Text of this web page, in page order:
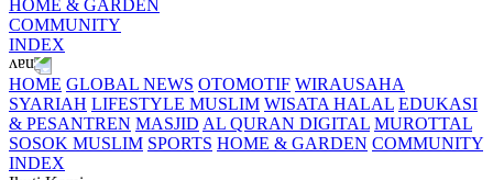
HOME & GARDEN
COMMUNITY
INDEX
HOME GLOBAL NEWS OTOMOTIF WIRAUSAHA
SYARIAH LIFESTYLE MUSLIM WISATA HALAL EDUKASI
& PESANTREN MASJID AL QURAN DIGITAL MUROTTAL
SOSOK MUSLIM SPORTS HOME & GARDEN COMMUNITY
INDEX